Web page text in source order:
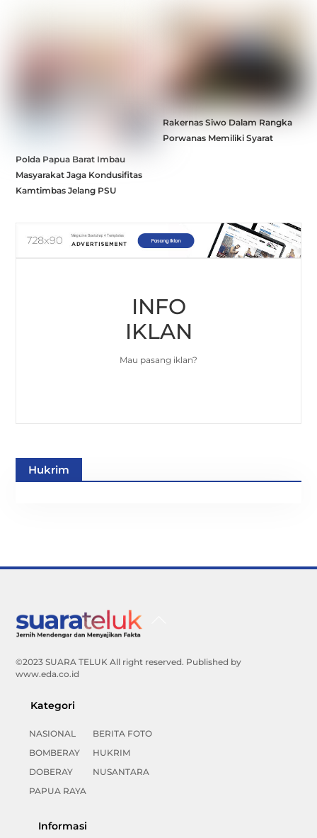
Polda Papua Barat Imbau
Masyarakat Jaga Kondusifitas
Kamtimbas Jelang PSU
Rakernas Siwo Dalam Rangka
Porwanas Memiliki Syarat
INFO
IKLAN
Mau pasang iklan?
Hukrim
©2023 SUARA TELUK All right reserved. Published by
www.eda.co.id
Kategori
NASIONAL
BOMBERAY
DOBERAY
PAPUA RAYA
BERITA FOTO
HUKRIM
NUSANTARA
Informasi